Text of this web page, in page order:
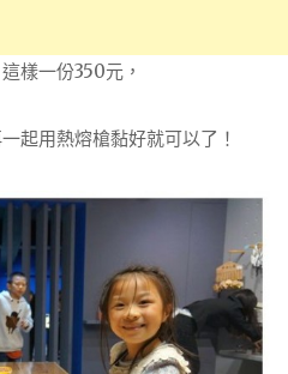
樣一份350元，
起用熱熔槍黏好就可以了！